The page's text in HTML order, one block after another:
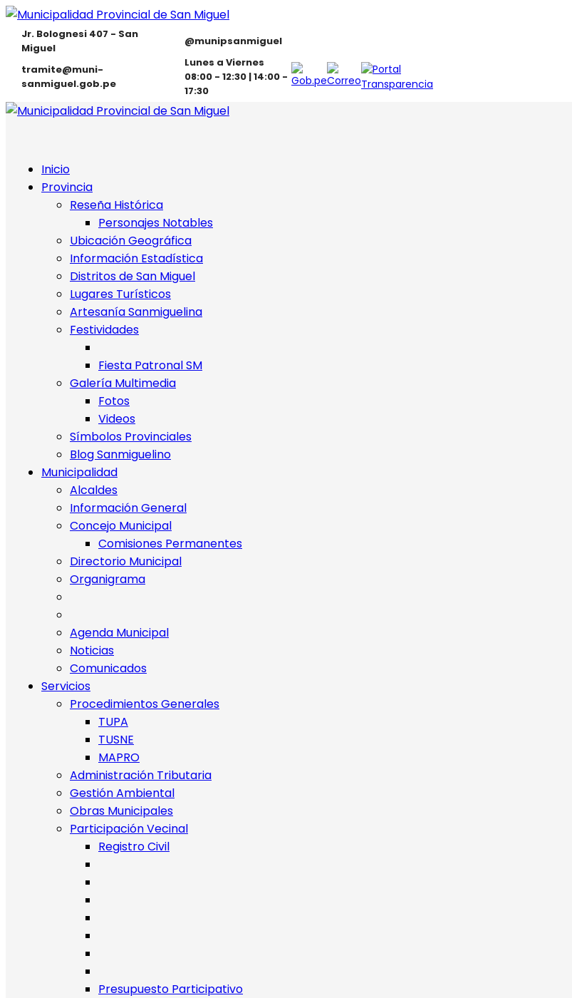
Jr. Bolognesi 407 - San
Miguel
@munipsanmiguel
tramite@muni-
sanmiguel.gob.pe
Lunes a Viernes
08:00 - 12:30 | 14:00 -
17:30
Inicio
Provincia
Reseña Histórica
Personajes Notables
Ubicación Geográfica
Información Estadística
Distritos de San Miguel
Lugares Turísticos
Artesanía Sanmiguelina
Festividades
Fiesta Patronal SM
Galería Multimedia
Fotos
Videos
Símbolos Provinciales
Blog Sanmiguelino
Municipalidad
Alcaldes
Información General
Concejo Municipal
Comisiones Permanentes
Directorio Municipal
Organigrama
Agenda Municipal
Noticias
Comunicados
Servicios
Procedimientos Generales
TUPA
TUSNE
MAPRO
Administración Tributaria
Gestión Ambiental
Obras Municipales
Participación Vecinal
Registro Civil
Presupuesto Participativo